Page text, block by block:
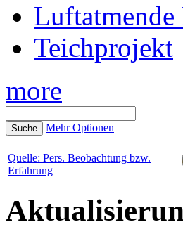
Luftatmende
Teichprojekt
more
Mehr Optionen
Quelle: Pers. Beobachtung bzw.
Erfahrung